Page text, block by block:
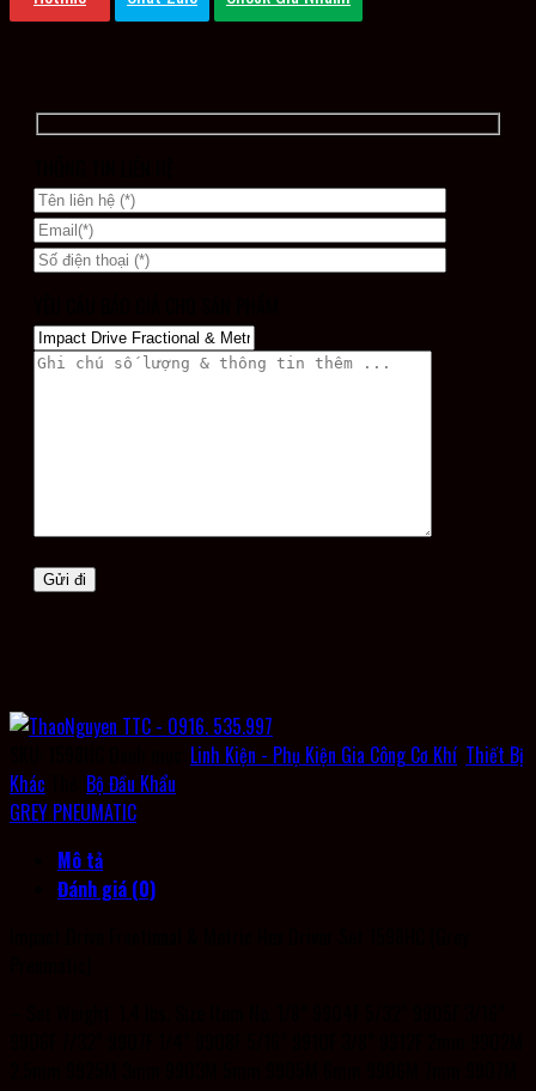
Linh Kiện - Phụ Kiện Gia Công Cơ Khí Thiết Bị
Khác
Bộ Đầu Khẩu
GREY PNEUMATIC
Mô tả
Đánh giá (0)